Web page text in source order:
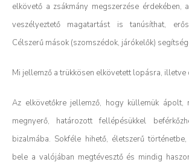
elkövető a zsákmány megszerzése érdekében,
veszélyeztető magatartást is tanúsíthat,
Célszerű mások (szomszédok, járókelők)
Mi jellemző a trükkösen elkövetett lopásra, illetve
Az elkövetőkre jellemző, hogy küllemük ápolt,
megnyerő, határozott fellépésükkel
bizalmába. Sokféle hihető, életszerű
bele a valójában megtévesztő és mindig